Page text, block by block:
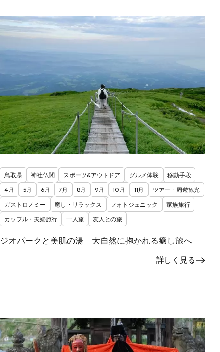
鳥取県 神社仏閣 スポーツ&アウトドア グルメ体験
移動手段
4月
5月 6月 7月 8月 9月 10月 11月
ツアー・周遊観光
ガストロノミー
癒し・リラックス フォトジェニック
家族旅行
カップル・夫婦旅行
一人旅 友人との旅
ジオパークと美肌の湯 大自然に抱かれる癒し旅へ
詳しく見る